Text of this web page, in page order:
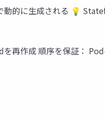
的に生成される 💡
再作成 順序を保証：